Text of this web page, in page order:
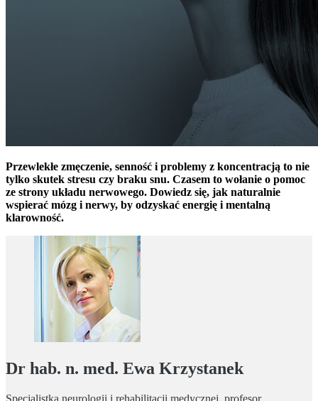
Przewlekłe zmęczenie, senność i problemy z koncentracją to nie
tylko skutek stresu czy braku snu. Czasem to wołanie o pomoc
ze strony układu nerwowego. Dowiedz się, jak naturalnie
wspierać mózg i nerwy, by odzyskać energię i mentalną
klarowność.
Dr hab. n. med. Ewa Krzystanek
Specjalistka neurologii i rehabilitacji medycznej, profesor